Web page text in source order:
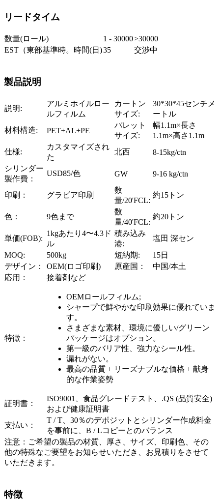
リードタイム
数量(ロール) 1 - 30000>30000
EST（東部基準時。時間(日)35 交渉中
製品説明
説明:
アルミホイルロー
ルフィルム
カートン
サイズ:
30*30*45センチメ
ートル
材料構造:
PET+AL+PE
パレット
サイズ:
幅1.1m×長さ
1.1m×高さ1.1m
仕様:
カスタマイズされ
た
北西
8-15kg/ctn
シリンダー
製作費：
USD85/色 GW 9-16 kg/ctn
印刷： グラビア印刷
数
量/20'FCL:
約15トン
色： 9色まで
数
量/40'FCL:
約20トン
単価(FOB):
1kgあたり4〜4.3ド
ル
積み込み
港:
塩田 深セン
MOQ:
500kg 短納期:
15日
デザイン：
OEM(ロゴ印刷) 原産国：
中国/本土
応用：
接着剤など
特徴：
OEMロールフィルム;
シャープで鮮やかな印刷効果に優れていま
す。
さまざまな素材、環境に優しい/グリーン
パッケージはオプション。
第一級のバリア性、強力なシール性。
漏れがない。
最高の品質 + リーズナブルな価格 + 献身
的な作業姿勢
証明書：
ISO9001、食品グレードテスト、.QS (品質安全)
および健康証明書
支払い：
T / T、30％のデポジットとシリンダー作成料金
を事前に、B / Lコピーとのバランス
注意： ご希望の製品の材質、厚さ、サイズ、印刷色、その
他の特殊なご要望をお知らせいただき、お見積りをさせて
いただきます。
特徴